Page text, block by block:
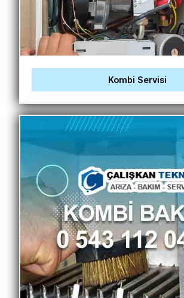
Kombi Servisi